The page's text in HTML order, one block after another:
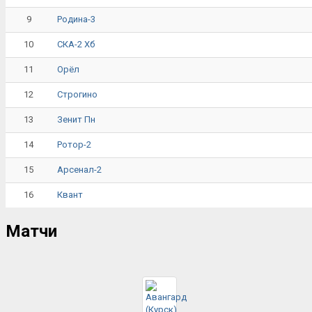
9 Родина-3
10 СКА-2 Хб
11 Орёл
12 Строгино
13 Зенит Пн
14 Ротор-2
15 Арсенал-2
16 Квант
Матчи